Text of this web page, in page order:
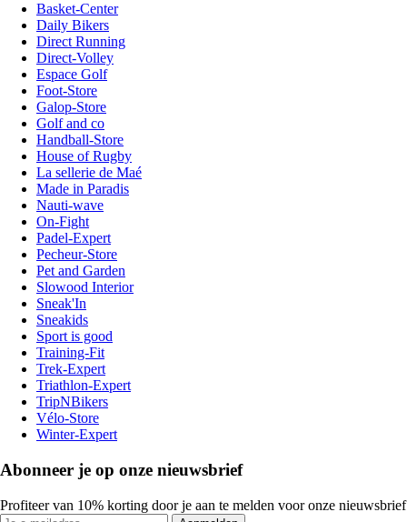
Basket-Center
Daily Bikers
Direct Running
Direct-Volley
Espace Golf
Foot-Store
Galop-Store
Golf and co
Handball-Store
House of Rugby
La sellerie de Maé
Made in Paradis
Nauti-wave
On-Fight
Padel-Expert
Pecheur-Store
Pet and Garden
Slowood Interior
Sneak'In
Sneakids
Sport is good
Training-Fit
Trek-Expert
Triathlon-Expert
TripNBikers
Vélo-Store
Winter-Expert
Abonneer je op onze nieuwsbrief
Profiteer van 10% korting door je aan te melden voor onze nieuwsbrief